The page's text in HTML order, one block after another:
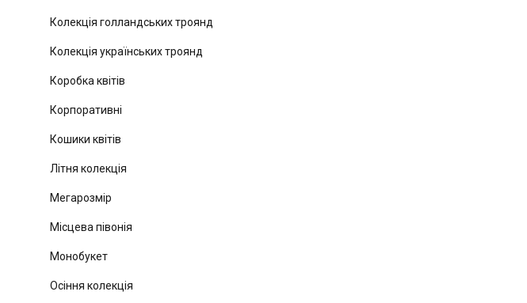
Колекція голландських троянд
Колекція українських троянд
Коробка квітів
Корпоративні
Кошики квітів
Літня колекція
Мегарозмір
Місцева півонія
Монобукет
Осіння колекція